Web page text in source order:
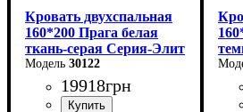
Кровать двухспальная
160*200 Прага белая
ткань-серая Серия-Элит
30122
19918грн